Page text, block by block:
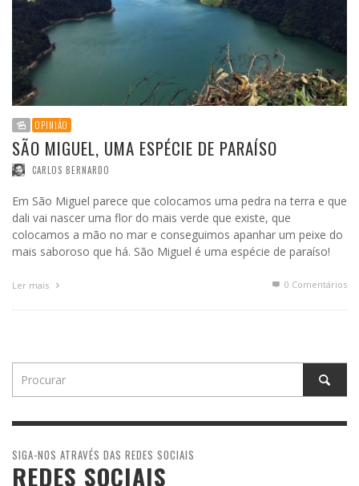
OPINIÃO
SÃO MIGUEL, UMA ESPÉCIE DE PARAÍSO
CARLOS BERNARDO
Em São Miguel parece que colocamos uma pedra na terra e que
dali vai nascer uma flor do mais verde que existe, que
colocamos a mão no mar e conseguimos apanhar um peixe do
mais saboroso que há. São Miguel é uma espécie de paraíso!
Ler mais 0 Comentários
SIGA-NOS ATRAVÉS DAS REDES SOCIAIS
REDES SOCIAIS